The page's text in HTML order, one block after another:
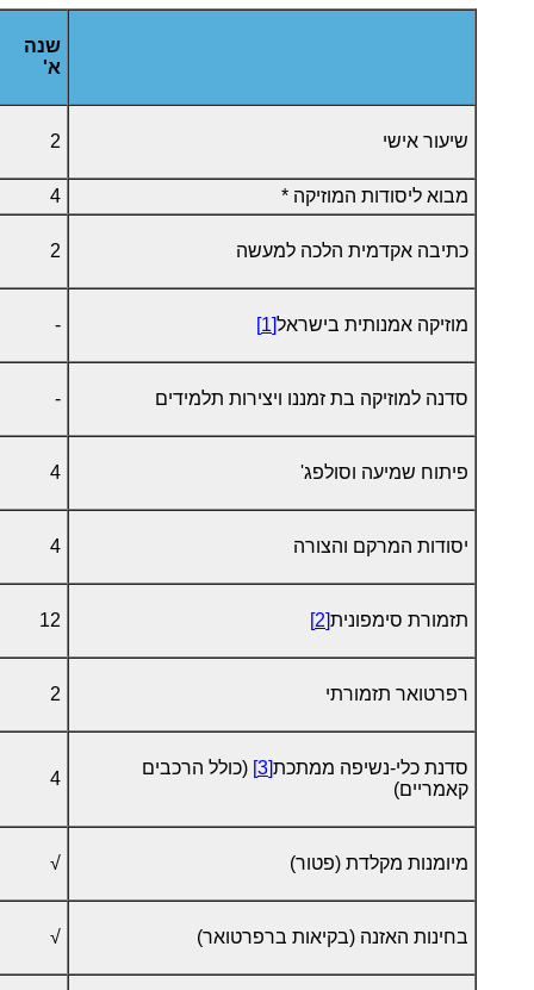
שנה
א'
שיעור אישי 2
מבוא ליסודות המוזיקה * 4
כתיבה אקדמית הלכה למעשה 2
מוזיקה אמנותית בישראל[1]
-
סדנה למוזיקה בת זמננו ויצירות תלמידים -
פיתוח שמיעה וסולפג' 4
יסודות המרקם והצורה 4
תזמורת סימפונית[2]
12
רפרטואר תזמורתי 2
סדנת כלי-נשיפה ממתכת[3]
(כולל הרכבים
קאמריים)
4
מיומנות מקלדת (פטור) √
בחינות האזנה (בקיאות ברפרטואר) √